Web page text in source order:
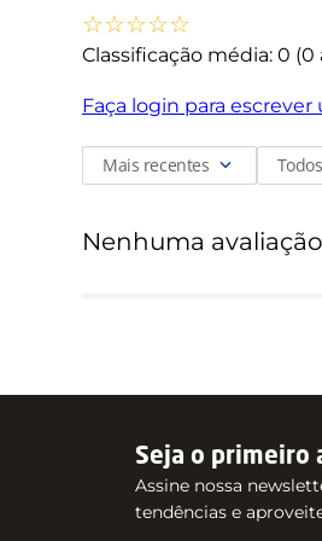
☆☆☆☆☆
Classificação média: 0 (0
Faça login para escrever
Mais recentes Todos
Nenhuma avaliação
Seja o primeiro
Assine nossa
tendências e